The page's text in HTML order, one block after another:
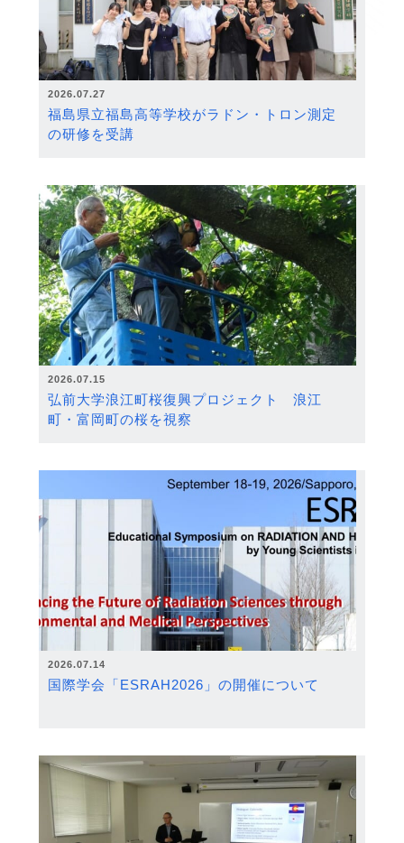
2026.07.27
福島県立福島高等学校がラドン・トロン測定
の研修を受講
2026.07.15
弘前大学浪江町桜復興プロジェクト 浪江
町・富岡町の桜を視察
2026.07.14
国際学会「ESRAH2026」の開催について